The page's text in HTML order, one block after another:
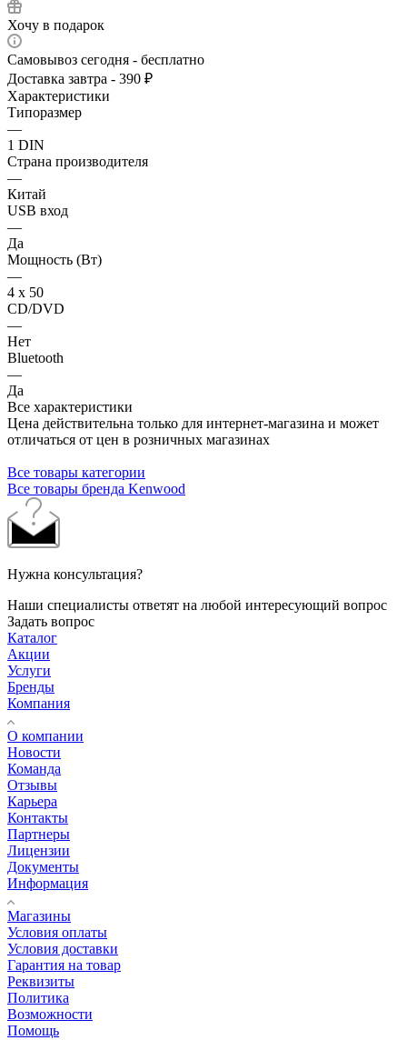
Хочу в подарок
Самовывоз сегодня - бесплатно
Доставка завтра - 390 ₽
Характеристики
Типоразмер
—
1 DIN
Страна производителя
—
Китай
USB вход
—
Да
Мощность (Вт)
—
4 х 50
CD/DVD
—
Нет
Bluetooth
—
Да
Все характеристики
Цена действительна только для интернет-магазина и может
отличаться от цен в розничных магазинах
Все товары категории
Все товары бренда Kenwood
Нужна консультация?
Наши специалисты ответят на любой интересующий вопрос
Задать вопрос
Каталог
Акции
Услуги
Бренды
Компания
О компании
Новости
Команда
Отзывы
Карьера
Контакты
Партнеры
Лицензии
Документы
Информация
Магазины
Условия оплаты
Условия доставки
Гарантия на товар
Реквизиты
Политика
Возможности
Помощь